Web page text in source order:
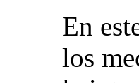
En
los